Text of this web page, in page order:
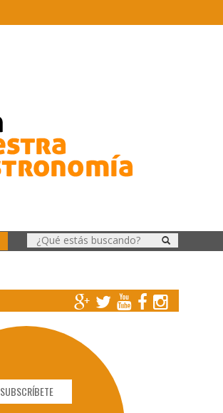
SUBSCRÍBETE